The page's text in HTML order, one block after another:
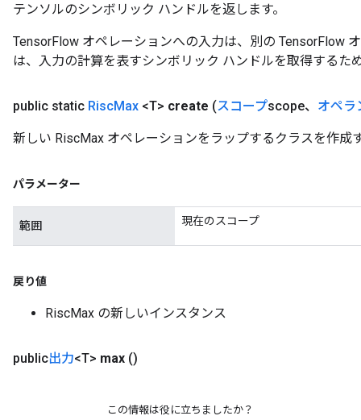
テンソルのシンボリック ハンドルを返します。
TensorFlow オペレーションへの入力は、別の TensorFlow
は、入力の計算を表すシンボリック ハンドルを取得するた
public static RiscMax <T> create (スコープscope、 オペラ
新しい RiscMax オペレーションをラップするクラスを作成
パラメーター
範囲 現在のスコープ
戻り値
RiscMax の新しいインスタンス
public出力<T> max ()
この情報は役に立ちましたか？